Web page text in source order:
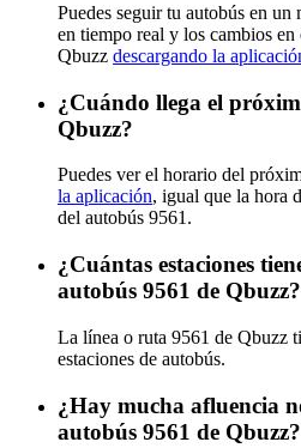
Puedes seguir tu autobús en un
en tiempo real y los cambios
Qbuzz descargando la
¿Cuándo llega el
Qbuzz?
Puedes ver el horario del
la aplicación, igual que la hora
del autobús 9561.
¿Cuántas estaciones
autobús 9561 de Qbuzz?
La línea o ruta 9561 de Qbuzz
estaciones de autobús.
¿Hay mucha afluencia
autobús 9561 de Qbuzz?